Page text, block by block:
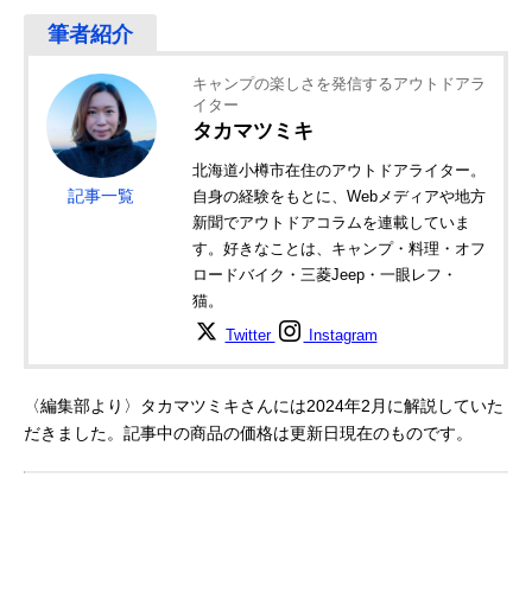
記事一覧
キャンプの楽しさを発信するアウトドアラ
イター
タカマツミキ
北海道小樽市在住のアウトドアライター。
自身の経験をもとに、Webメディアや地方
新聞でアウトドアコラムを連載していま
す。好きなことは、キャンプ・料理・オフ
ロードバイク・三菱Jeep・一眼レフ・
猫。
Twitter Instagram
〈編集部より〉タカマツミキさんには2024年2月に解説していた
だきました。記事中の商品の価格は更新日現在のものです。